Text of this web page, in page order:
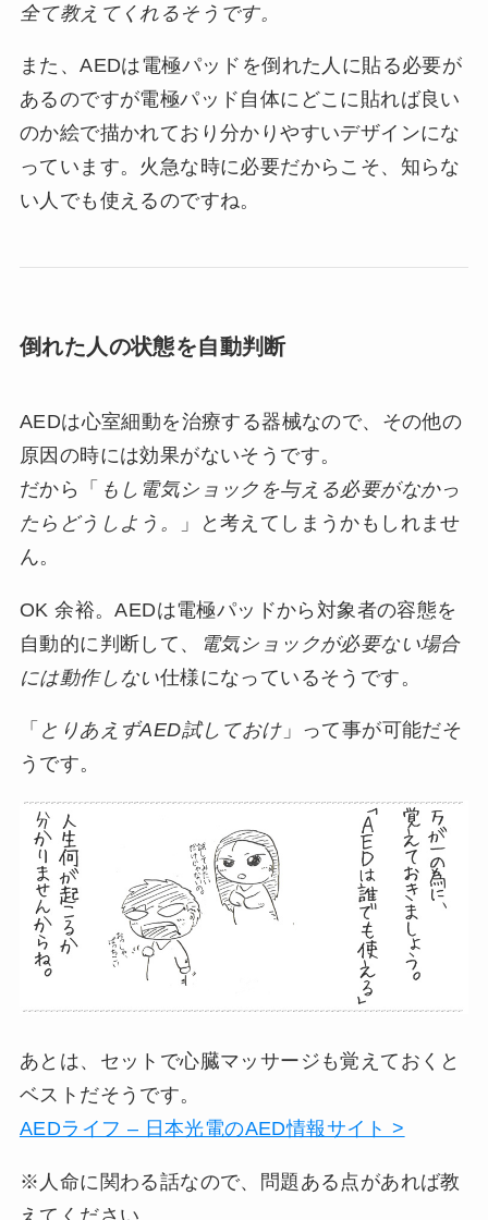
全て教えてくれるそうです。
また、AEDは電極パッドを倒れた人に貼る必要が
あるのですが電極パッド自体にどこに貼れば良い
のか絵で描かれており分かりやすいデザインにな
っています。火急な時に必要だからこそ、知らな
い人でも使えるのですね。
倒れた人の状態を自動判断
AEDは心室細動を治療する器械なので、その他の
原因の時には効果がないそうです。
だから「 もし電気ショックを与える必要がなかっ
たらどうしよう。
」と考えてしまうかもしれませ
ん。
OK 余裕。AEDは電極パッドから対象者の容態を
自動的に判断して、
電気ショックが必要ない場合
には動作しない仕様になっているそうです。
「 とりあえずAED試しておけ」って事が可能だそ
うです。
あとは、セットで心臓マッサージも覚えておくと
ベストだそうです。
AEDライフ – 日本光電のAED情報サイト >
※人命に関わる話なので、問題ある点があれば教
えてください。